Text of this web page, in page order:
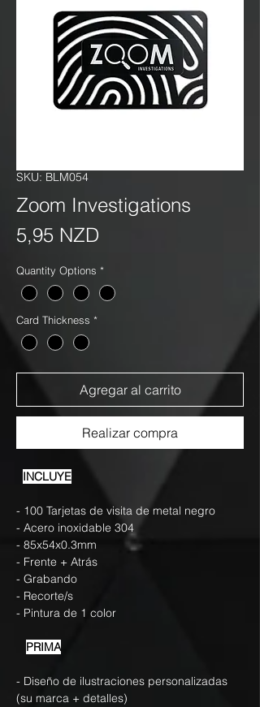
SKU: BLM054
Zoom Investigations
5,95 NZD
Quantity Options *
Card Thickness *
Agregar al carrito
Realizar compra
INCLUYE
- 100 Tarjetas de visita de metal negro
- Acero inoxidable 304
- 85x54x0.3mm
- Frente + Atrás
- Grabando
- Recorte/s
- Pintura de 1 color
PRIMA
- Diseño de ilustraciones personalizadas
(su marca + detalles)